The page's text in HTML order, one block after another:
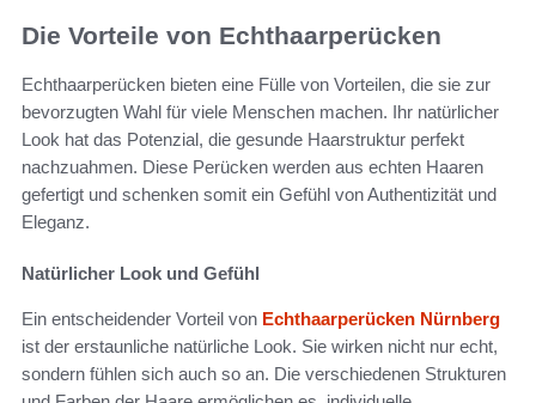
Die Vorteile von Echthaarperücken
Echthaarperücken bieten eine Fülle von Vorteilen, die sie zur
bevorzugten Wahl für viele Menschen machen. Ihr natürlicher
Look hat das Potenzial, die gesunde Haarstruktur perfekt
nachzuahmen. Diese Perücken werden aus echten Haaren
gefertigt und schenken somit ein Gefühl von Authentizität und
Eleganz.
Natürlicher Look und Gefühl
Ein entscheidender Vorteil von Echthaarperücken Nürnberg
ist der erstaunliche natürliche Look. Sie wirken nicht nur echt,
sondern fühlen sich auch so an. Die verschiedenen Strukturen